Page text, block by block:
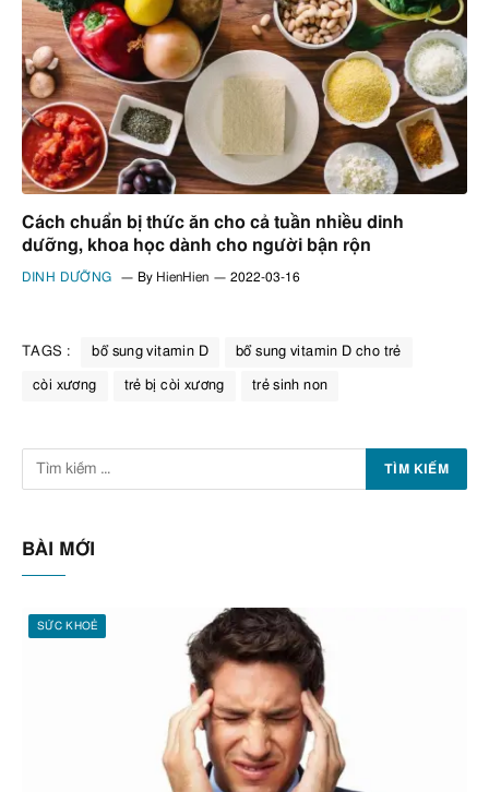
Cách chuẩn bị thức ăn cho cả tuần nhiều dinh
dưỡng, khoa học dành cho người bận rộn
DINH DƯỠNG By HienHien 2022-03-16
TAGS : bổ sung vitamin D bổ sung vitamin D cho trẻ
còi xương trẻ bị còi xương trẻ sinh non
BÀI MỚI
SỨC KHOẺ